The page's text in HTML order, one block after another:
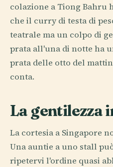
colazione a Tiong Bahru
che il curry di testa di
teatrale ma un colpo di
prata all'una di notte ha
prata delle otto del
conta.
La gentilezza
La cortesia a Singapore
Una auntie a uno stall
ripetervi l'ordine quasi